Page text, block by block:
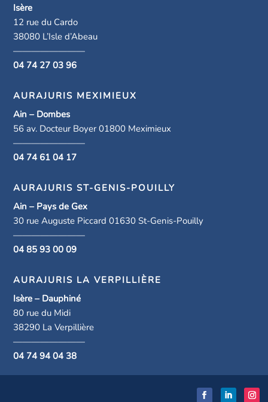
Isère
12 rue du Cardo
38080 L’Isle d’Abeau
————————
04 74 27 03 96
AURAJURIS MEXIMIEUX
Ain – Dombes
56 av. Docteur Boyer 01800 Meximieux
————————
04 74 61 04 17
AURAJURIS ST-GENIS-POUILLY
Ain – Pays de Gex
30 rue Auguste Piccard 01630 St-Genis-Pouilly
————————
04 85 93 00 09
AURAJURIS LA VERPILLIÈRE
Isère – Dauphiné
80 rue du Midi
38290 La Verpillière
————————
04 74 94 04 38